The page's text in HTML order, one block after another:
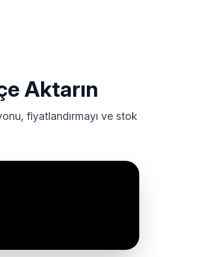
Aktarın
fiyatlandırmayı ve stok